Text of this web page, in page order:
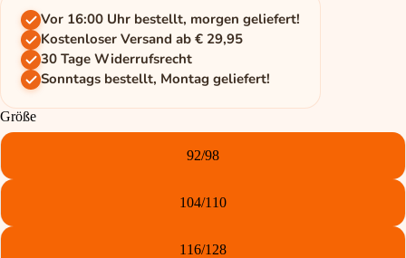
Vor 16:00 Uhr bestellt, morgen geliefert!
Kostenloser Versand ab € 29,95
30 Tage Widerrufsrecht
Sonntags bestellt, Montag geliefert!
Größe
92/98
104/110
116/128